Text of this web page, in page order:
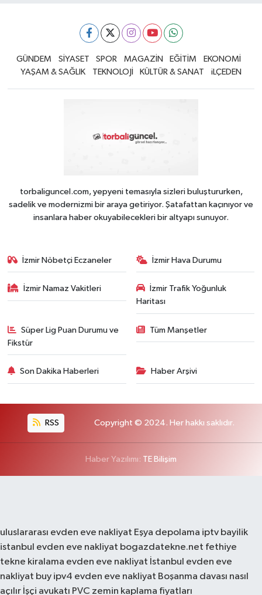
GÜNDEM SİYASET SPOR MAGAZİN EĞİTİM
EKONOMİ
YAŞAM & SAĞLIK
TEKNOLOJİ KÜLTÜR & SANAT iLÇEDEN
torbaliguncel.com, yepyeni temasıyla sizleri buluştururken,
sadelik ve modernizmi bir araya getiriyor. Şatafattan kaçınıyor ve
insanlara haber okuyabilecekleri bir altyapı sunuyor.
İzmir Nöbetçi Eczaneler İzmir Hava Durumu
İzmir Namaz Vakitleri
İzmir Trafik Yoğunluk
Haritası
Süper Lig Puan Durumu ve
Fikstür
Tüm Manşetler
Son Dakika Haberleri Haber Arşivi
RSS Copyright © 2024. Her hakkı saklıdır.
Haber Yazılımı: TE Bilişim
uluslararası evden eve nakliyat Eşya depolama iptv bayilik
istanbul evden eve nakliyat bogazdatekne.net fethiye
tekne kiralama evden eve nakliyat İstanbul evden eve
nakliyat buy ipv4 evden eve nakliyat Boşanma davası nasıl
açılır İşçi avukatı PVC zemin kaplama fiyatları